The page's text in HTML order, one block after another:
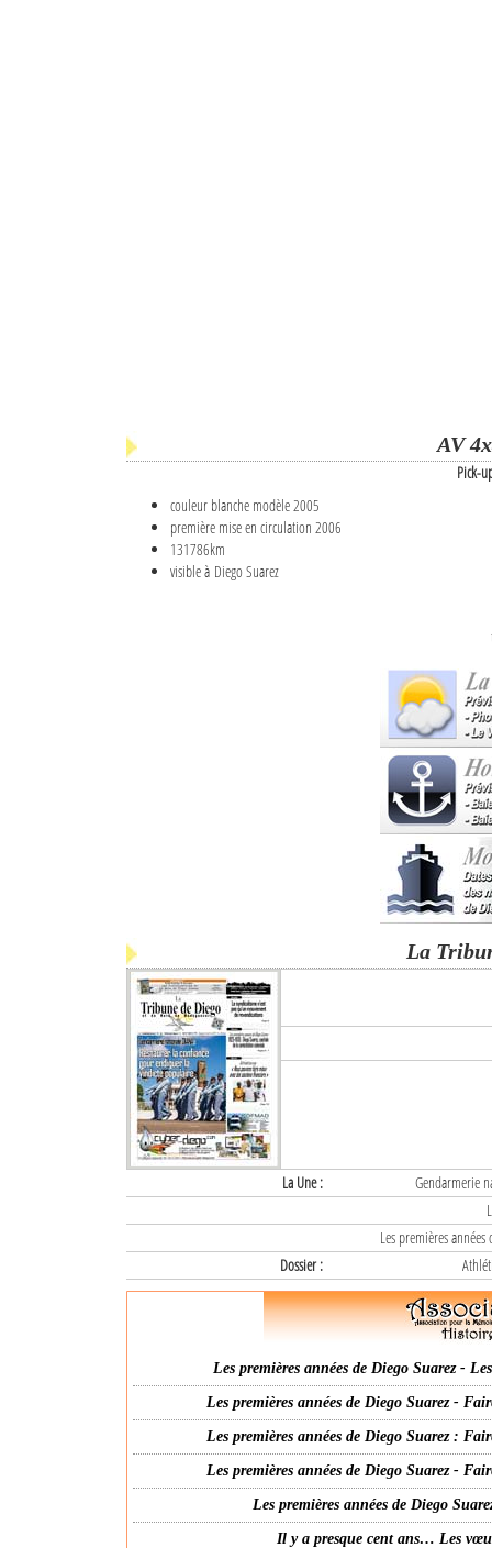
AV
Pick-
couleur blanche modèle 2005
première mise en circulation 2006
131786km
visible à Diego Suarez
La
La Une :
Gendarmerie
Les premières
Dossier :
Les premières années de Diego Suarez -
Les premières années de Diego Suarez -
Les premières années de Diego Suarez :
Les premières années de Diego Suarez -
Les premières années de Diego
Il y a presque cent ans… Les